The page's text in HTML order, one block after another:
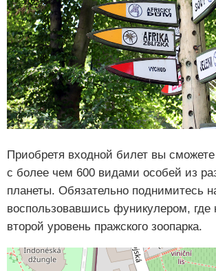
Приобретя входной билет вы сможете
с более чем 600 видами особей из
планеты. Обязательно поднимитесь
воспользовавшись фуникулером, где
второй уровень пражского зоопарка.